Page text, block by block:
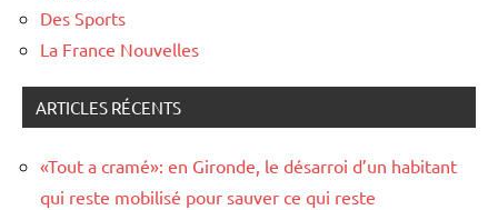
Des Sports
La France Nouvelles
ARTICLES RÉCENTS
«Tout a cramé»: en Gironde, le désarroi d’un habitant
qui reste mobilisé pour sauver ce qui reste